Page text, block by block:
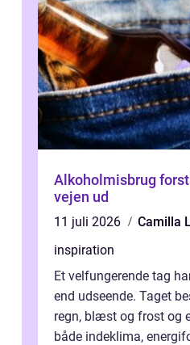
Alkoholmisbrug forstå problemet og
vejen ud
11 juli 2026
Camilla
inspiration
Et velfungerende tag
end udseende. Taget
regn, blæst og frost og
både indeklima,